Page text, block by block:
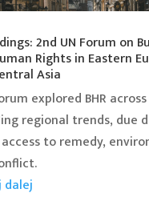
2nd UN Forum on
Rights in Eastern
Asia
explored BHR across
regional trends, due
access to remedy,
dalej